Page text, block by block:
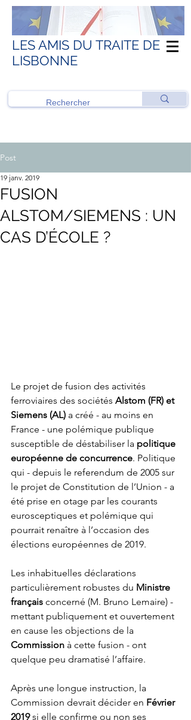
LES AMIS DU TRAITE DE
LISBONNE
Post
FUSION
ALSTOM/SIEMENS : UN
CAS D’ÉCOLE ?
19 janv. 2019
Le projet de fusion des activités
ferroviaires des sociétés Alstom (FR) et
Siemens (AL) a créé - au moins en
France - une polémique publique
susceptible de déstabiliser la politique
européenne de concurrence. Politique
qui - depuis le referendum de 2005 sur
le projet de Constitution de l’Union - a
été prise en otage par les courants
eurosceptiques et polémique qui
pourrait renaître à l’occasion des
élections européennes de 2019.
Les inhabituelles déclarations
particulièrement robustes du Ministre
français concerné (M. Bruno Lemaire) -
mettant publiquement et ouvertement
en cause les objections de la
Commission à cette fusion - ont
quelque peu dramatisé l’affaire.
Après une longue instruction, la
Commission devrait décider en Février
2019 si elle confirme ou non ses